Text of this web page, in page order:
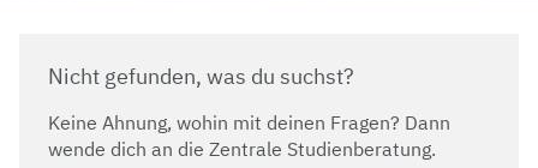
Nicht gefunden, was du suchst?
Keine Ahnung, wohin mit deinen Fragen? Dann
wende dich an die Zentrale Studienberatung.